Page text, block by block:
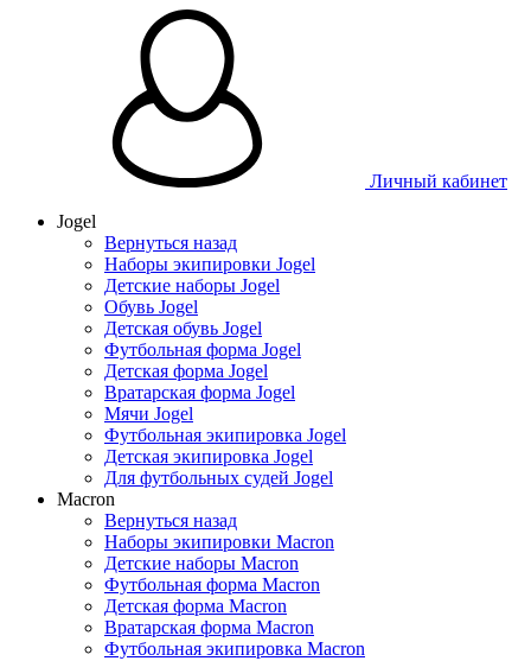
Личный кабинет
Jogel
Вернуться назад
Наборы экипировки Jogel
Детские наборы Jogel
Обувь Jogel
Детская обувь Jogel
Футбольная форма Jogel
Детская форма Jogel
Вратарская форма Jogel
Мячи Jogel
Футбольная экипировка Jogel
Детская экипировка Jogel
Для футбольных судей Jogel
Macron
Вернуться назад
Наборы экипировки Macron
Детские наборы Macron
Футбольная форма Macron
Детская форма Macron
Вратарская форма Macron
Футбольная экипировка Macron